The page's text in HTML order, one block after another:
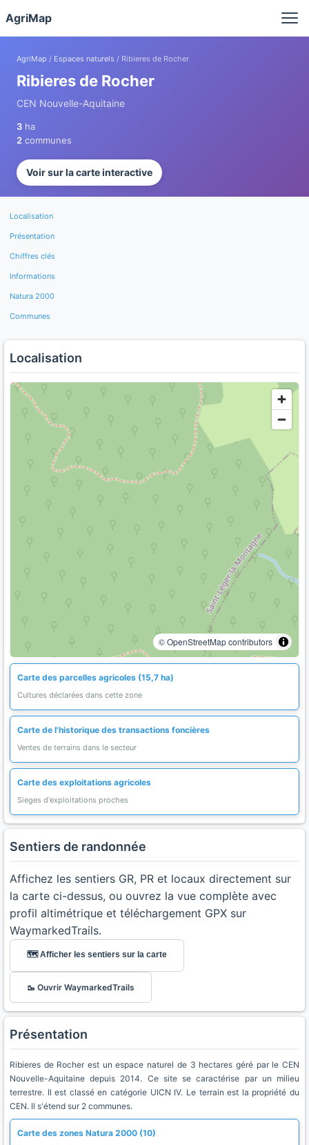
AgriMap
AgriMap / Espaces naturels / Ribieres de Rocher
Ribieres de Rocher
CEN Nouvelle-Aquitaine
3 ha
2 communes
Voir sur la carte interactive
Localisation
Présentation
Chiffres clés
Informations
Natura 2000
Communes
Localisation
© OpenStreetMap contributors
Carte des parcelles agricoles (15,7 ha)
Cultures déclarées dans cette zone
Carte de l'historique des transactions foncières
Ventes de terrains dans le secteur
Carte des exploitations agricoles
Sieges d'exploitations proches
Sentiers de randonnée
Affichez les sentiers GR, PR et locaux directement sur
la carte ci-dessus, ou ouvrez la vue complète avec
profil altimétrique et téléchargement GPX sur
WaymarkedTrails.
🗺️ Afficher les sentiers sur la carte
🥾 Ouvrir WaymarkedTrails
Présentation
Ribieres de Rocher est un espace naturel de 3 hectares géré par le CEN
Nouvelle-Aquitaine depuis 2014. Ce site se caractérise par un milieu
terrestre. Il est classé en catégorie UICN IV. Le terrain est la propriété du
CEN. Il s'étend sur 2 communes.
Carte des zones Natura 2000 (10)